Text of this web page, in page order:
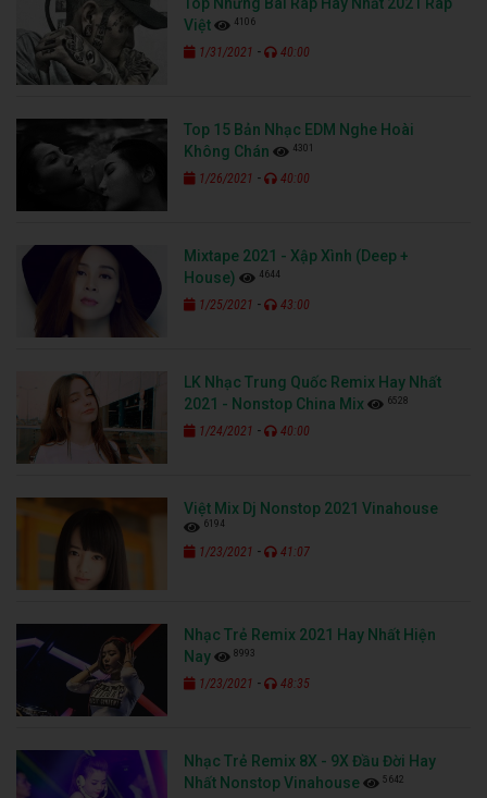
Việt
4106
1/31/2021 - 40:00
Top 15 Bản Nhạc EDM Nghe Hoài
Không Chán
4301
1/26/2021 - 40:00
Mixtape 2021 - Xập Xình (Deep +
House)
4644
1/25/2021 - 43:00
LK Nhạc Trung Quốc Remix Hay Nhất
2021 - Nonstop China Mix
6528
1/24/2021 - 40:00
Việt Mix Dj Nonstop 2021 Vinahouse
6194
1/23/2021 - 41:07
Nhạc Trẻ Remix 2021 Hay Nhất Hiện
Nay
8993
1/23/2021 - 48:35
Nhạc Trẻ Remix 8X - 9X Đầu Đời Hay
Nhất Nonstop Vinahouse
5642